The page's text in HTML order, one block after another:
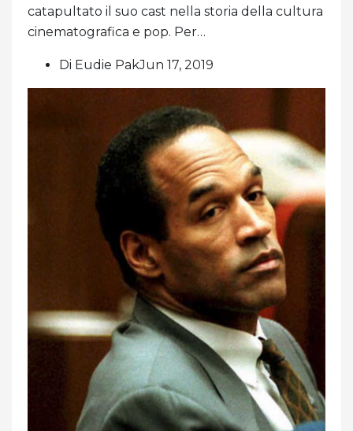
catapultato il suo cast nella storia della cultura
cinematografica e pop. Per…
Di Eudie PakJun 17, 2019